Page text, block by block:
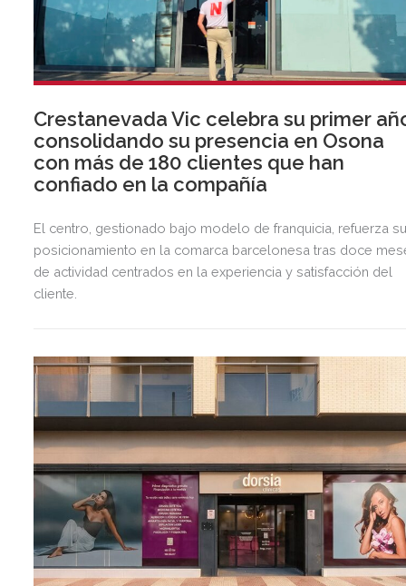
Crestanevada Vic celebra su primer
consolidando su presencia en Osona
con más de 180 clientes que han
confiado en la compañía
El centro, gestionado bajo modelo de franquicia, refuerza
posicionamiento en la comarca barcelonesa tras doce
de actividad centrados en la experiencia y satisfacción del
cliente.